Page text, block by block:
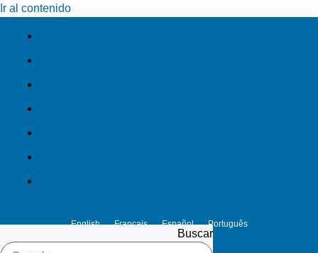
Ir al contenido
English Français Español Português
Buscar